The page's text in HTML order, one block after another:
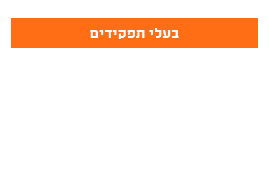
בעלי תפקידים